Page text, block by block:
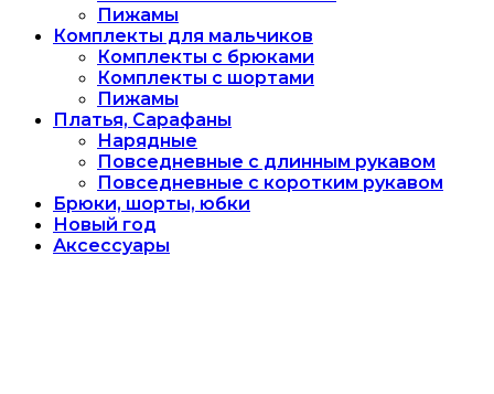
Пижамы
Комплекты для мальчиков
Комплекты с брюками
Комплекты с шортами
Пижамы
Платья, Сарафаны
Нарядные
Повседневные с длинным рукавом
Повседневные с коротким рукавом
Брюки, шорты, юбки
Новый год
Аксессуары